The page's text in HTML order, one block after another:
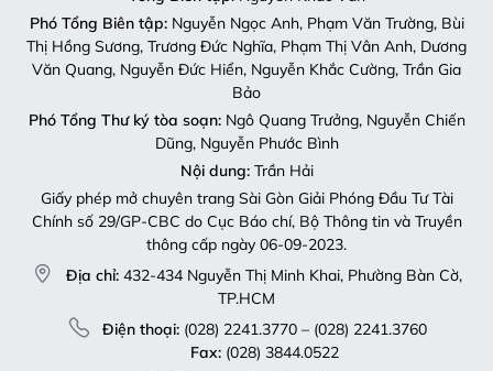
Phó Tổng Biên tập:Nguyễn Ngọc Anh, Phạm Văn Trường, Bùi
Thị Hồng Sương, Trương Đức Nghĩa, Phạm Thị Vân Anh, Dương
Văn Quang, Nguyễn Đức Hiển, Nguyễn Khắc Cường, Trần Gia
Bảo
Phó Tổng Thư ký tòa soạn:Ngô Quang Trưởng, Nguyễn Chiến
Dũng, Nguyễn Phước Bình
Nội dung:Trần Hải
Giấy phép mở chuyên trang Sài Gòn Giải Phóng Đầu Tư Tài
Chính số 29/GP-CBC do Cục Báo chí, Bộ Thông tin và Truyền
thông cấp ngày 06-09-2023.
Địa chỉ: 432-434 Nguyễn Thị Minh Khai, Phường Bàn Cờ,
TP.HCM
Điện thoại:(028) 2241.3770 – (028) 2241.3760
Fax:(028) 3844.0522